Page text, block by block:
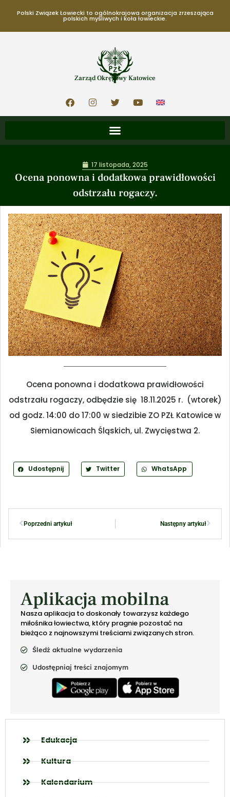
Polski Związek Łowiecki to ogólnokrajowa organizacja zrzeszająca
polskich myśliwych i koła łowieckie.
Zarząd Okręgowy Katowice
Ocena ponowna i dodatkowa prawidłowości
odstrzału rogaczy.
17 listopada, 2025
Ocena ponowna i dodatkowa prawidłowości
odstrzału rogaczy, odbędzie się 18.11.2025 r. (wtorek)
od godz. 14:00 do 17:00 w siedzibie ZO PZŁ Katowice w
Siemianowicach Śląskich, ul. Zwycięstwa 2.
Udostępnij Twitter WhatsApp
Poprzedni artykuł Następny artykuł
Aplikacja mobilna
Nasza aplikacja to doskonały towarzysz każdego
miłośnika łowiectwa, który pragnie pozostać na
bieżąco z najnowszymi treściami związanych stron.
Śledź aktualne wydarzenia
Udostępniaj treści znajomym
Edukacja
Kultura
Kalendarium